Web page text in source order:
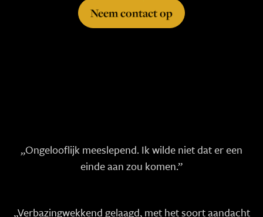
Neem contact op
„Ongelooflijk meeslepend. Ik wilde niet dat er een
einde aan zou komen.”
„Verbazingwekkend gelaagd, met het soort aandacht